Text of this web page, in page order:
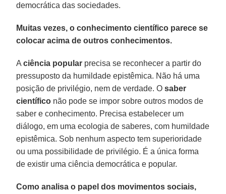
democrática das sociedades.
Muitas vezes, o conhecimento científico parece se
colocar acima de outros conhecimentos.
Aciência popular precisa se reconhecer a partir do
pressuposto da humildade epistêmica. Não há uma
posição de privilégio, nem de verdade. Osaber
científico não pode se impor sobre outros modos de
saber e conhecimento. Precisa estabelecer um
diálogo, em uma ecologia de saberes, com humildade
epistêmica. Sob nenhum aspecto tem superioridade
ou uma possibilidade de privilégio. É a única forma
de existir uma ciência democrática e popular.
Como analisa o papel dos movimentos sociais,